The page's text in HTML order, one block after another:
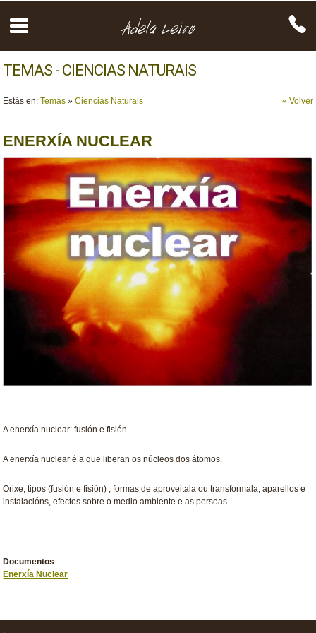
TEMAS - CIENCIAS NATURAIS
« Volver
Estás en:Temas »Ciencias Naturais
ENERXÍA NUCLEAR
A enerxía nuclear: fusión e fisión
A enerxía nuclear é a que liberan os núcleos dos átomos.
Orixe, tipos (fusión e fisión) , formas de aproveitala ou transformala, aparellos e
instalacións, efectos sobre o medio ambiente e as persoas...
Documentos:
Enerxía Nuclear